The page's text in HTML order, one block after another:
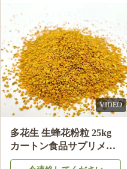
Very happy with this product!
much better than last time I
Thank you!
J Joe Ellis
Mar 24.2023 VIDEO
多花生 生蜂花粉粒 25kg
カートン食品サプリメン
ト